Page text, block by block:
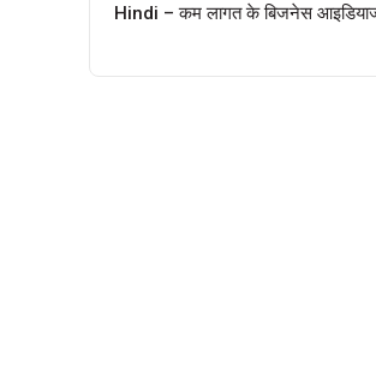
Hindi – कम लागत के बिजनेस